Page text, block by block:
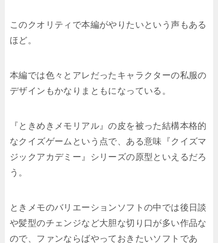
このクオリティで本編がやりたいという声もある
ほど。
本編では色々とアレだったキャラクターの私服の
デザインもかなりまともになっている。
『ときめきメモリアル』の皮を被った結構本格的
なクイズゲームという点で、ある意味『クイズマ
ジックアカデミー』シリーズの原型といえるだろ
う。
ときメモのバリエーションソフトの中では後日談
や髪型のチェンジなど大胆な切り口が多い作品な
ので、ファンならばやっておきたいソフトであ